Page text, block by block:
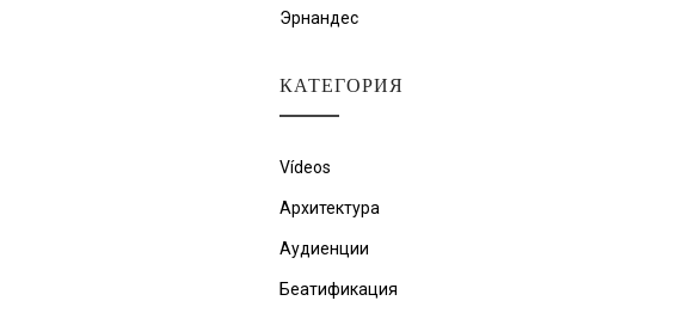
Эрнандес
КАТЕГОРИЯ
Vídeos
Архитектура
Аудиенции
Беатификация